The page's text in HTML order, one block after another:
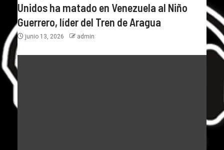
Unidos ha matado en Venezuela al Niño
Guerrero, líder del Tren de Aragua
junio 13, 2026 admin